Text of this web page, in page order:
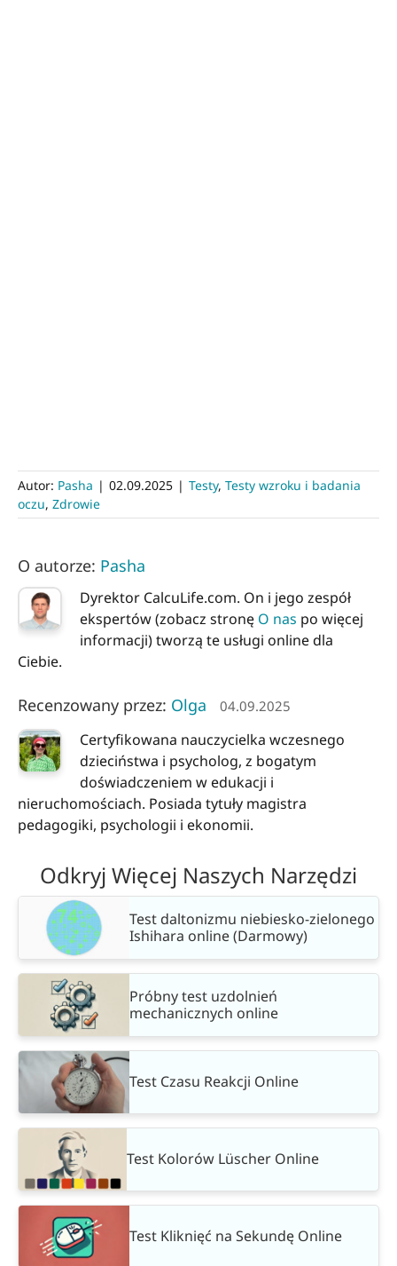
Autor: Pasha | 02.09.2025 | Testy, Testy wzroku i badania
oczu, Zdrowie
O autorze: Pasha
Dyrektor CalcuLife.com. On i jego zespół
ekspertów (zobacz stronę O nas po więcej
informacji) tworzą te usługi online dla
Ciebie.
Recenzowany przez: Olga 04.09.2025
Certyfikowana nauczycielka wczesnego
dzieciństwa i psycholog, z bogatym
doświadczeniem w edukacji i
nieruchomościach. Posiada tytuły magistra
pedagogiki, psychologii i ekonomii.
Odkryj Więcej Naszych Narzędzi
Test daltonizmu niebiesko-zielonego
Ishihara online (Darmowy)
Próbny test uzdolnień
mechanicznych online
Test Czasu Reakcji Online
Test Kolorów Lüscher Online
Test Kliknięć na Sekundę Online